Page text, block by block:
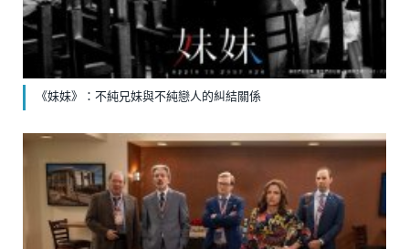
《妹妹》：不純兄妹與不純戀人的糾結關係